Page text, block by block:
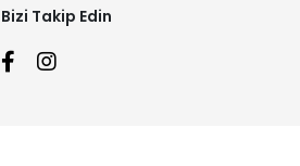
Bizi Takip Edin